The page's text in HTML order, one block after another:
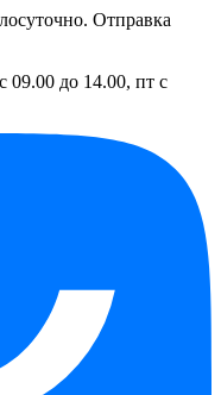
Отправка
09.00 до 14.00, пт с